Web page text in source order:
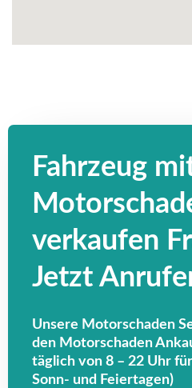
Fahrzeug
verkaufen
Jetzt
Unsere Motorschaden
den Motorschaden
täglich von 8 – 22 Uhr
Sonn- und Feiertagen)